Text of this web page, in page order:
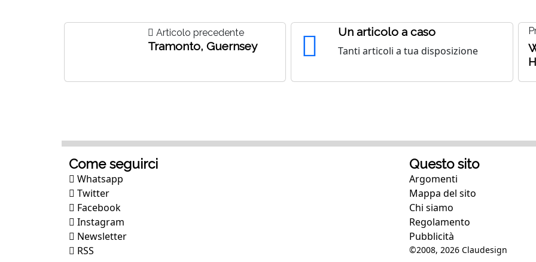
Articolo precedente
Tramonto, Guernsey
Un articolo a caso
Tanti articoli a tua disposizione
Come seguirci
Whatsapp
Twitter
Facebook
Instagram
Newsletter
RSS
Questo sito
Argomenti
Mappa del sito
Chi siamo
Regolamento
Pubblicità
©2008, 2026 Claudesign